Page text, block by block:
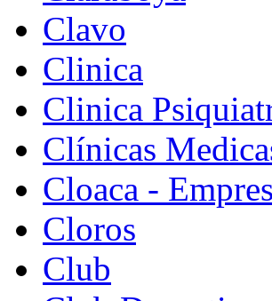
Clavo
Clinica
Clinica
Clínicas
Cloaca -
Cloros
Club